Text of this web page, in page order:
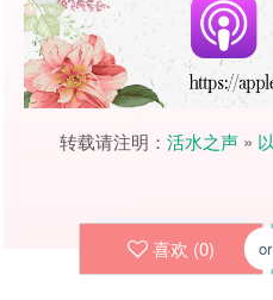
转载请注明： 活水之声 »
喜欢 (0) or